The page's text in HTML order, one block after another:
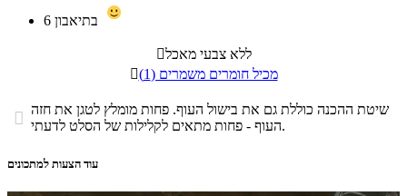
6
ללא צבעי מאכל

מכיל חומרים משמרים (1)
 שיטת ההכנה כוללת גם את בישול העוף. פחות מומלץ לטגן את חזה
העוף - פחות מתאים לקלילות של הסלט לדעתי.
עוד הצעות למתכונים